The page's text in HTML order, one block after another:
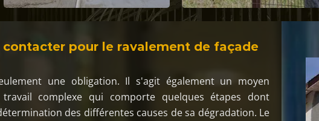
pour le ravalement de façade
une obligation. Il s'agit également un moyen
complexe qui comporte quelques étapes dont
des différentes causes de sa dégradation. Le